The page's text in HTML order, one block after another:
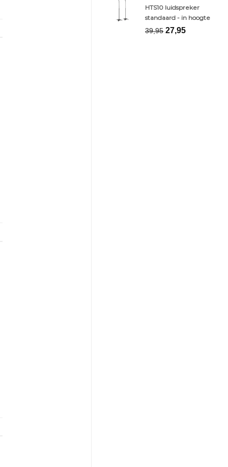
€23,00.€19,50.
HTS10 luidspreker
standaard - in hoogte
39,95 27,95Huidige